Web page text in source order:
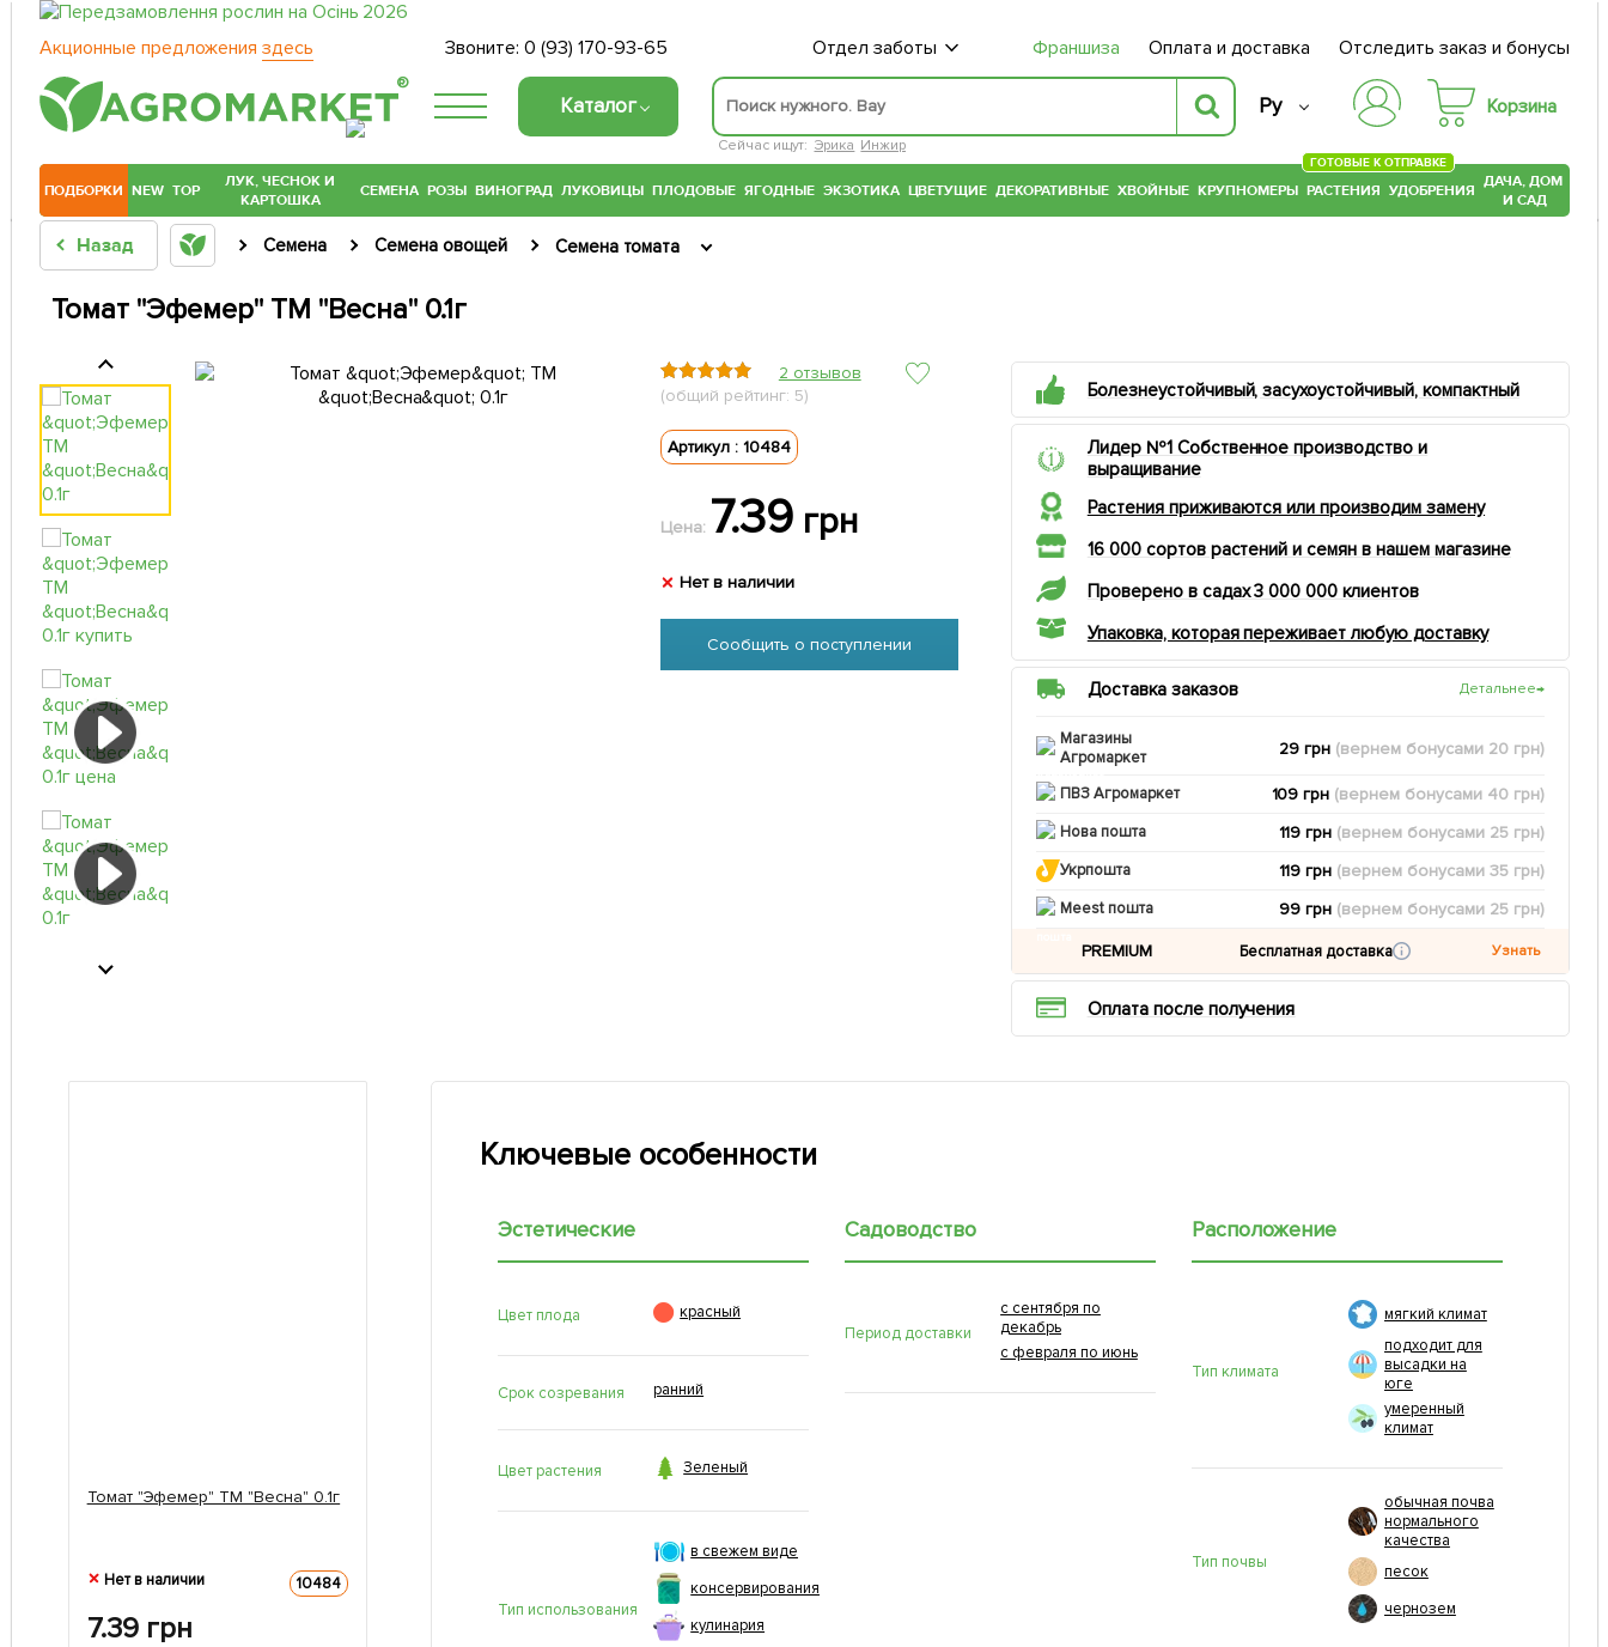
Акционные предложения здесь Звоните:0 (93) 170-93-65 Отдел заботы Франшиза Оплата и доставка Отследить заказ и бонусы
®
Каталог
Сейчас ищут: Эрика Инжир
Ру Корзина
ПОДБОРКИ NEW TOP
ЛУК, ЧЕСНОК И
КАРТОШКА
СЕМЕНА РОЗЫ ВИНОГРАД ЛУКОВИЦЫ ПЛОДОВЫЕ ЯГОДНЫЕ ЭКЗОТИКА ЦВЕТУЩИЕ ДЕКОРАТИВНЫЕ ХВОЙНЫЕ КРУПНОМЕРЫ РАСТЕНИЯ
ГОТОВЫЕ К ОТПРАВКЕ
УДОБРЕНИЯ ДАЧА, ДОМ
И САД
Назад Семена Семена овощей Семена томата
Томат "Эфемер" ТМ "Весна" 0.1г
2 отзывов
(общий рейтинг: 5)
Артикул : 10484
Цена: 7.39 грн
Нет в наличии
Сообщить о поступлении
Болезнеустойчивый, засухоустойчивый, компактный
Лидер №1 Собственное производство и
выращивание
Растения приживаются или производим замену
16 000 сортов растений и семян в нашем магазине
Проверено в садах 3 000 000 клиентов
Упаковка, которая переживает любую доставку
Доставка заказов Детальнее→
Магазины
Агромаркет
29 грн (вернем бонусами 20 грн)
ПВЗ Агромаркет 109 грн (вернем бонусами 40 грн)
Нова пошта 119 грн (вернем бонусами 25 грн)
Укрпошта 119 грн (вернем бонусами35 грн)
Meest пошта 99 грн (вернем бонусами 25 грн)
PREMIUM Бесплатная доставка Узнать
Оплата после получения
Томат "Эфемер" ТМ "Весна" 0.1г
Нет в наличии 10484
7.39грн
Ключевые особенности
Эстетические
Цвет плода  красный
Срок созревания ранний
Цвет растения  Зеленый
Тип использования
в свежем виде
консервирования
кулинария
Садоводство
Период доставки
с сентября по
декабрь
с февраля по июнь
Расположение
Тип климата
мягкий климат
подходит для
высадки на
юге
умеренный
климат
Тип почвы
обычная почва
нормального
качества
песок
чернозем